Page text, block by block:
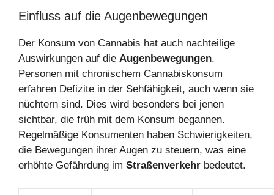
Einfluss auf die Augenbewegungen
Der Konsum von Cannabis hat auch nachteilige
Auswirkungen auf die Augenbewegungen.
Personen mit chronischem Cannabiskonsum
erfahren Defizite in der Sehfähigkeit, auch wenn sie
nüchtern sind. Dies wird besonders bei jenen
sichtbar, die früh mit dem Konsum begannen.
Regelmäßige Konsumenten haben Schwierigkeiten,
die Bewegungen ihrer Augen zu steuern, was eine
erhöhte Gefährdung im Straßenverkehr bedeutet.